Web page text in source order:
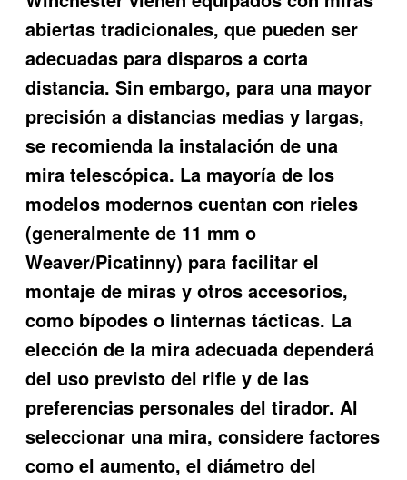
abiertas tradicionales, que pueden ser
adecuadas para disparos a corta
distancia. Sin embargo, para una mayor
precisión a distancias medias y largas,
se recomienda la instalación de una
mira telescópica. La mayoría de los
modelos modernos cuentan con rieles
(generalmente de 11 mm o
Weaver/Picatinny) para facilitar el
montaje de miras y otros accesorios,
como bípodes o linternas tácticas. La
elección de la mira adecuada dependerá
del uso previsto del rifle y de las
preferencias personales del tirador. Al
seleccionar una mira, considere factores
como el aumento, el diámetro del